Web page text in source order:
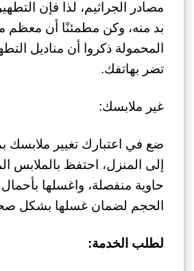
مصادر الجراثيم، لذا فإن
بد منه، وكن مطمئنًا أن معظم
المحمولة ذكروا أن مناديل
تضر بهاتفك.
غير ملابسك:
ضع في اعتبارك تغيير ملابسك
إلى المنزل، احتفظ بالملابس
حاوية منفصلة، واغسلها
الحجم لضمان غسلها بشكل
لطلب الخدمة: